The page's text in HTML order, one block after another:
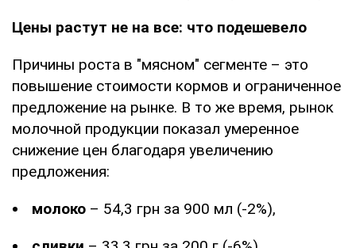
Цены растут не на все: что подешевело
Причины роста в "мясном" сегменте – это
повышение стоимости кормов и ограниченное
предложение на рынке. В то же время, рынок
молочной продукции показал умеренное
снижение цен благодаря увеличению
предложения:
молоко – 54,3 грн за 900 мл (-2%),